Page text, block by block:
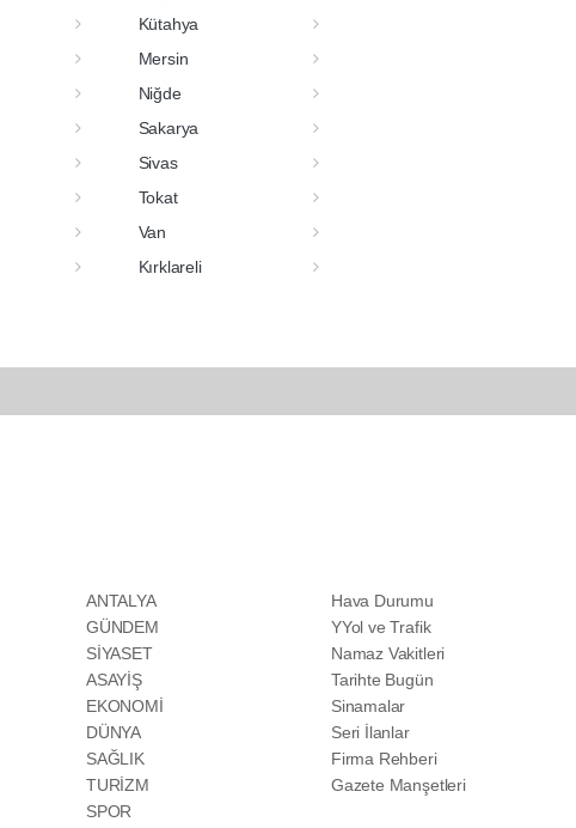
Kütahya
Mersin
Niğde
Sakarya
Sivas
Tokat
Van
Kırklareli
ANTALYA
GÜNDEM
SİYASET
ASAYİŞ
EKONOMİ
DÜNYA
SAĞLIK
TURİZM
SPOR
Hava Durumu
YYol ve Trafik
Namaz Vakitleri
Tarihte Bugün
Sinamalar
Seri İlanlar
Firma Rehberi
Gazete Manşetleri